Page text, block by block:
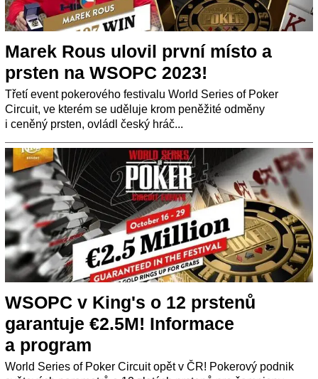
Marek Rous ulovil první místo a
prsten na WSOPC 2023!
Třetí event pokerového festivalu World Series of Poker
Circuit, ve kterém se uděluje krom peněžité odměny
i ceněný prsten, ovládl český hráč...
WSOPC v King's o 12 prstenů
garantuje €2.5M! Informace
a program
World Series of Poker Circuit opět v ČR! Pokerový podnik